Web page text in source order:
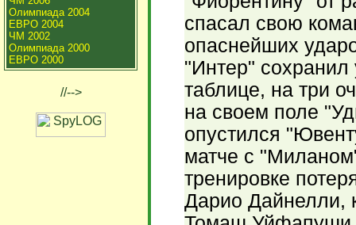
Олимпиада 2004
ЕВРО 2004
ЧМ 2002
Олимпиада 2000
ЕВРО 2000
//-->
спасал свою
опаснейших
"Интер" сохранил
таблице, на три
на своем поле
опустился
матче с
тренировке
Дарио Дайнелли,